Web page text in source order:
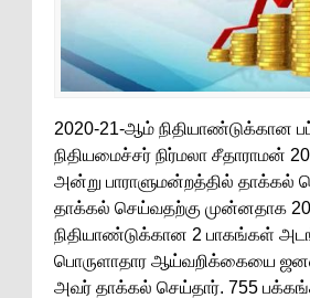
2020-21-ஆம் நிதியாண்டுக்கான
நிதியமைச்சர் நிர்மலா சீதாராமன்
அன்று பாராளுமன்றத்தில் தாக்கல்
தாக்கல் செய்வதற்கு முன்னதாக
நிதியாண்டுக்கான 2 பாகங்கள்
பொருளாதார ஆய்வறிக்கையை
அவர் தாக்கல் செய்தார். 755